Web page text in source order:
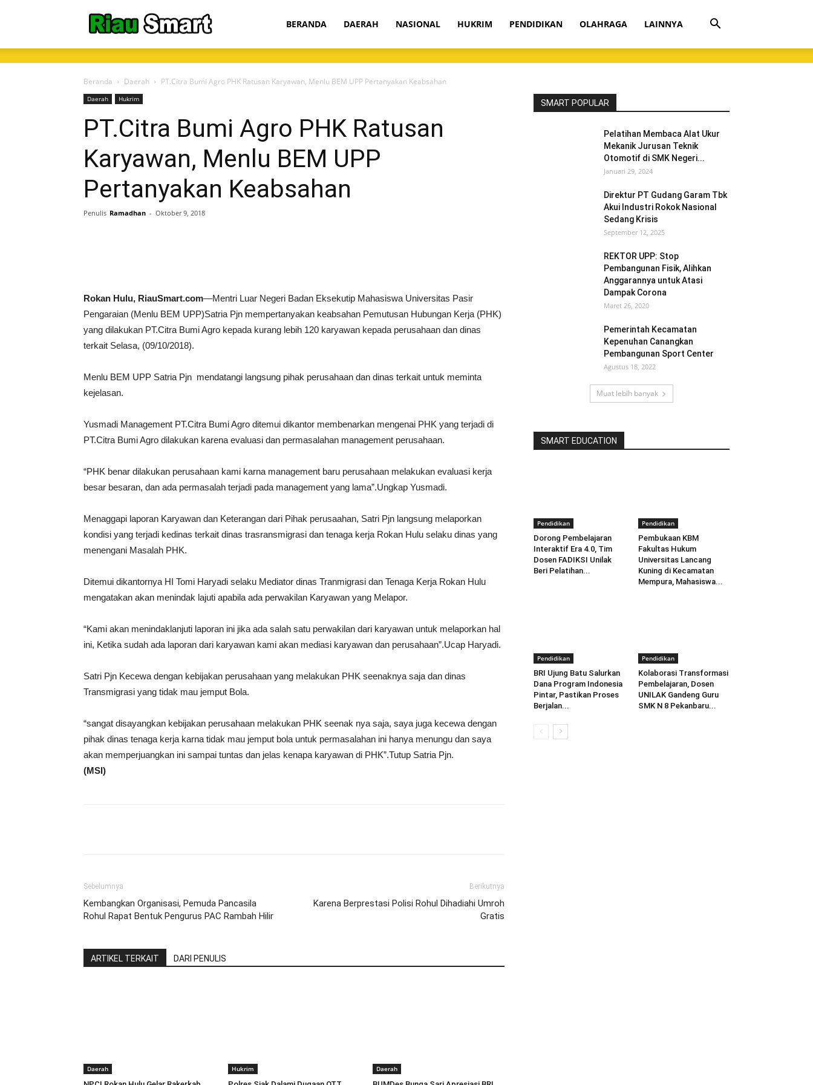
BERANDA DAERAH NASIONAL HUKRIM PENDIDIKAN OLAHRAGA LAINNYA
Beranda Daerah PT.Citra Bumi Agro PHK Ratusan Karyawan, Menlu BEM UPP Pertanyakan Keabsahan
Daerah Hukrim
PT.Citra Bumi Agro PHK Ratusan
Karyawan, Menlu BEM UPP
Pertanyakan Keabsahan
Penulis Ramadhan - Oktober 9, 2018
Rokan Hulu, RiauSmart.com—Mentri Luar Negeri Badan Eksekutip Mahasiswa Universitas Pasir
Pengaraian (Menlu BEM UPP)Satria Pjn mempertanyakan keabsahan Pemutusan Hubungan Kerja (PHK)
yang dilakukan PT.Citra Bumi Agro kepada kurang lebih 120 karyawan kepada perusahaan dan dinas
terkait Selasa, (09/10/2018).
Menlu BEM UPP Satria Pjn mendatangi langsung pihak perusahaan dan dinas terkait untuk meminta
kejelasan.
Yusmadi Management PT.Citra Bumi Agro ditemui dikantor membenarkan mengenai PHK yang terjadi di
PT.Citra Bumi Agro dilakukan karena evaluasi dan permasalahan management perusahaan.
“PHK benar dilakukan perusahaan kami karna management baru perusahaan melakukan evaluasi kerja
besar besaran, dan ada permasalah terjadi pada management yang lama”.Ungkap Yusmadi.
Menaggapi laporan Karyawan dan Keterangan dari Pihak perusaahan, Satri Pjn langsung melaporkan
kondisi yang terjadi kedinas terkait dinas trasransmigrasi dan tenaga kerja Rokan Hulu selaku dinas yang
menengani Masalah PHK.
Ditemui dikantornya HI Tomi Haryadi selaku Mediator dinas Tranmigrasi dan Tenaga Kerja Rokan Hulu
mengatakan akan menindak lajuti apabila ada perwakilan Karyawan yang Melapor.
“Kami akan menindaklanjuti laporan ini jika ada salah satu perwakilan dari karyawan untuk melaporkan hal
ini, Ketika sudah ada laporan dari karyawan kami akan mediasi karyawan dan perusahaan”.Ucap Haryadi.
Satri Pjn Kecewa dengan kebijakan perusahaan yang melakukan PHK seenaknya saja dan dinas
Transmigrasi yang tidak mau jemput Bola.
“sangat disayangkan kebijakan perusahaan melakukan PHK seenak nya saja, saya juga kecewa dengan
pihak dinas tenaga kerja karna tidak mau jemput bola untuk permasalahan ini hanya menungu dan saya
akan memperjuangkan ini sampai tuntas dan jelas kenapa karyawan di PHK”.Tutup Satria Pjn.
(MSI)
Sebelumnya
Kembangkan Organisasi, Pemuda Pancasila
Rohul Rapat Bentuk Pengurus PAC Rambah Hilir
Berikutnya
Karena Berprestasi Polisi Rohul Dihadiahi Umroh
Gratis
ARTIKEL TERKAIT DARI PENULIS
Daerah Hukrim Daerah
SMART POPULAR
Pelatihan Membaca Alat Ukur
Mekanik Jurusan Teknik
Otomotif di SMK Negeri...
Januari 29, 2024
Direktur PT Gudang Garam Tbk
Akui Industri Rokok Nasional
Sedang Krisis
September 12, 2025
REKTOR UPP: Stop
Pembangunan Fisik, Alihkan
Anggarannya untuk Atasi
Dampak Corona
Maret 26, 2020
Pemerintah Kecamatan
Kepenuhan Canangkan
Pembangunan Sport Center
Agustus 18, 2022
Muat lebih banyak
SMART EDUCATION
Pendidikan
Dorong Pembelajaran
Interaktif Era 4.0, Tim
Dosen FADIKSI Unilak
Beri Pelatihan...
Pendidikan
Pembukaan KBM
Fakultas Hukum
Universitas Lancang
Kuning di Kecamatan
Mempura, Mahasiswa...
Pendidikan
BRI Ujung Batu Salurkan
Dana Program Indonesia
Pintar, Pastikan Proses
Berjalan...
Pendidikan
Kolaborasi Transformasi
Pembelajaran, Dosen
UNILAK Gandeng Guru
SMK N 8 Pekanbaru...